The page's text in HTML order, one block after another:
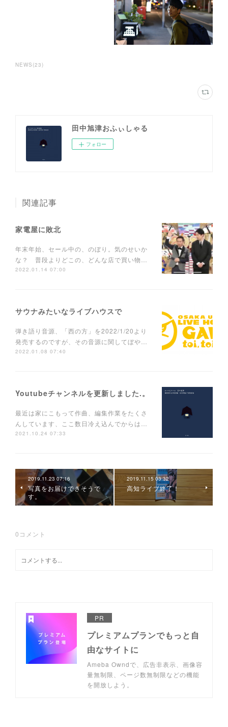
NEWS (23)
田中旭津おふぃしゃる
フォロー
関連記事
家電屋に敗北
年末年始、セール中の、のぼり。気のせいか
な？ 普段よりどこの、どんな店で買い物…
2022.01.14 07:00
サウナみたいなライブハウスで
弾き語り音源、「西の方」を2022/1/20より
発売するのですが、その音源に関してぼや…
2022.01.08 07:40
Youtubeチャンネルを更新しました.。
最近は家にこもって作曲、編集作業をたくさ
んしています、ここ数日冷え込んでからは…
2021.10.24 07:33
2019.11.23 07:16
写真をお届けできそうで
す。
2019.11.15 03:32
高知ライブ終了！
0 コメント
PR
プレミアムプランでもっと自
由なサイトに
Ameba Owndで、広告非表示、画像容
量無制限、ページ数無制限などの機能
を開放しよう。